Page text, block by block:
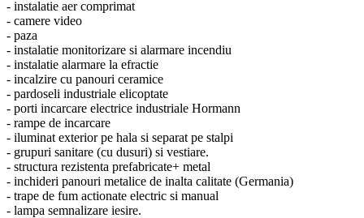
- instalatie aer comprimat
- camere video
- paza
- instalatie monitorizare si alarmare incendiu
- instalatie alarmare la efractie
- incalzire cu panouri ceramice
- pardoseli industriale elicoptate
- porti incarcare electrice industriale Hormann
- rampe de incarcare
- iluminat exterior pe hala si separat pe stalpi
- grupuri sanitare (cu dusuri) si vestiare.
- structura rezistenta prefabricate+ metal
- inchideri panouri metalice de inalta calitate (Germania)
- trape de fum actionate electric si manual
- lampa semnalizare iesire.